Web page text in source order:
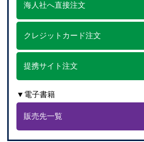
海人社へ直接注文
クレジットカード注文
提携サイト注文
▼電子書籍
販売先一覧